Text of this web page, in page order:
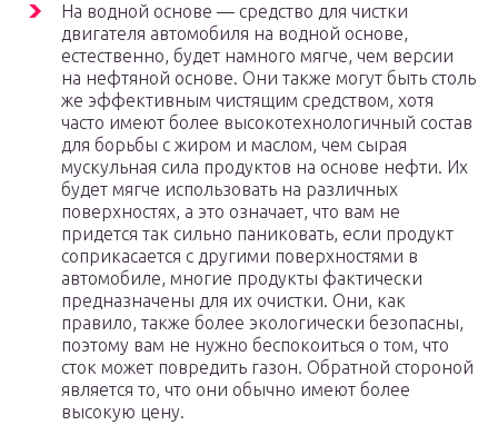
На водной основе — средство для чистки
двигателя автомобиля на водной основе,
естественно, будет намного мягче, чем версии
на нефтяной основе. Они также могут быть столь
же эффективным чистящим средством, хотя
часто имеют более высокотехнологичный состав
для борьбы с жиром и маслом, чем сырая
мускульная сила продуктов на основе нефти. Их
будет мягче использовать на различных
поверхностях, а это означает, что вам не
придется так сильно паниковать, если продукт
соприкасается с другими поверхностями в
автомобиле, многие продукты фактически
предназначены для их очистки. Они, как
правило, также более экологически безопасны,
поэтому вам не нужно беспокоиться о том, что
сток может повредить газон. Обратной стороной
является то, что они обычно имеют более
высокую цену.